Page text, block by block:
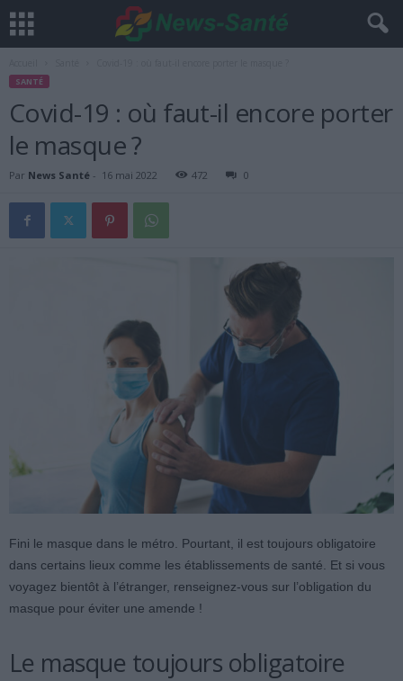
SANTÉ
Covid-19 : où faut-il encore porter
le masque ?
Par News Santé - 16 mai 2022 472 0
Fini le masque dans le métro. Pourtant, il est toujours obligatoire
dans certains lieux comme les établissements de santé. Et si vous
voyagez bientôt à l’étranger, renseignez-vous sur l’obligation du
masque pour éviter une amende !
Le masque toujours obligatoire